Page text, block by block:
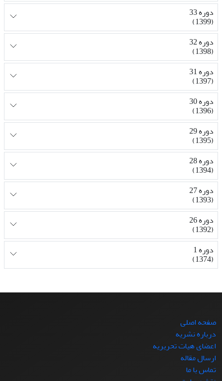
دوره 33
(1399)
دوره 32
(1398)
دوره 31
(1397)
دوره 30
(1396)
دوره 29
(1395)
دوره 28
(1394)
دوره 27
(1393)
دوره 26
(1392)
دوره 1
(1374)
صفحه اصلی
درباره نشریه
اعضای هیات تحریریه
ارسال مقاله
تماس با ما